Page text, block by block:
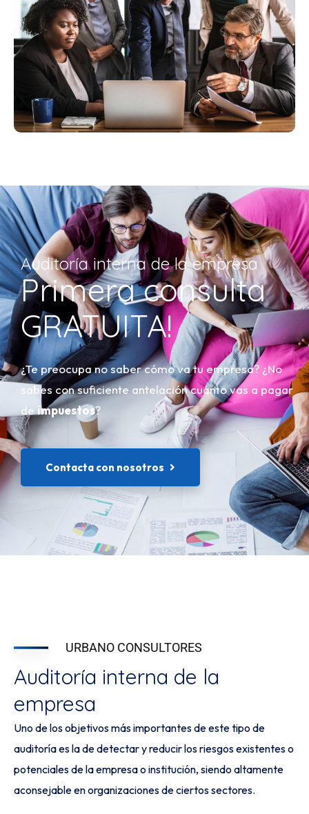
Auditoría interna de la empresa
Primera consulta
GRATUITA!
¿Te preocupa no saber cómo va tu empresa? ¿No
sabes con suficiente antelación cuánto vas a pagar
de impuestos?
Contacta con nosotros
URBANO CONSULTORES
Auditoría interna de la
empresa
Uno de los objetivos más importantes de este tipo de
auditoría es la de detectar y reducir los riesgos existentes o
potenciales de la empresa o institución, siendo altamente
aconsejable en organizaciones de ciertos sectores.